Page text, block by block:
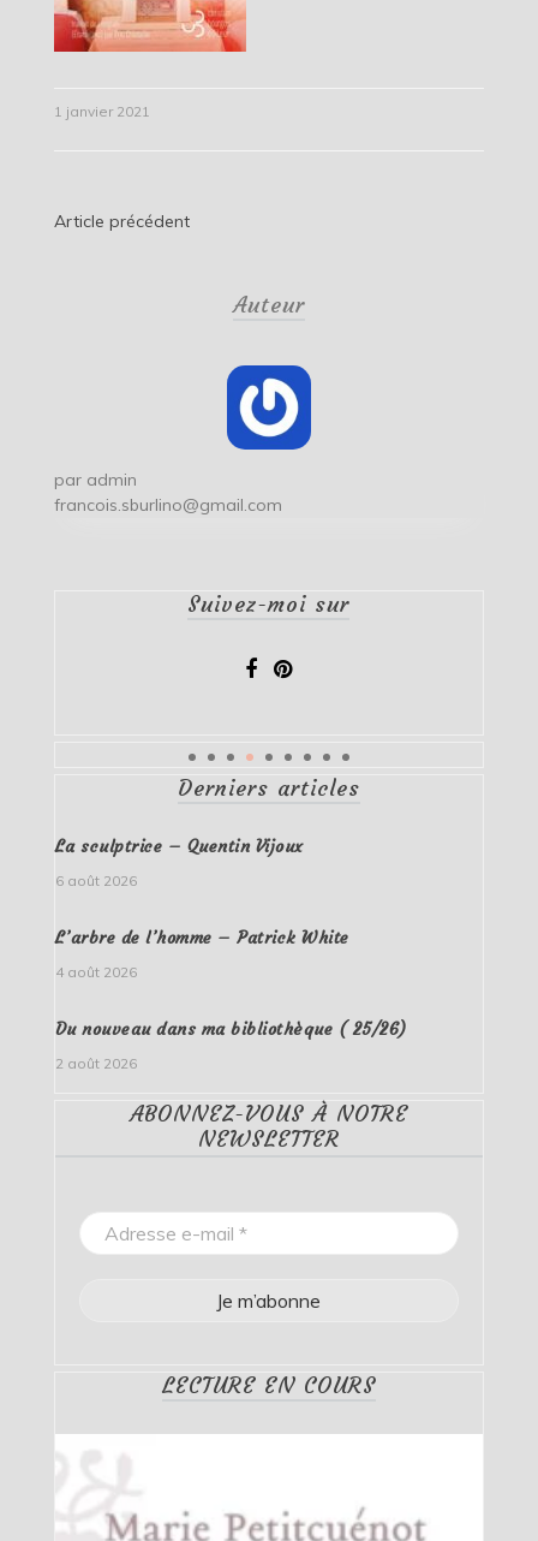
1 janvier 2021
Navigation
Article précédent
Auteur
par admin
francois.sburlino@gmail.com
Suivez-moi sur
Derniers articles
La sculptrice – Quentin Vijoux
6 août 2026
L’arbre de l’homme – Patrick White
4 août 2026
Du nouveau dans ma bibliothèque ( 25/26)
2 août 2026
ABONNEZ-VOUS À NOTRE
NEWSLETTER
LECTURE EN COURS